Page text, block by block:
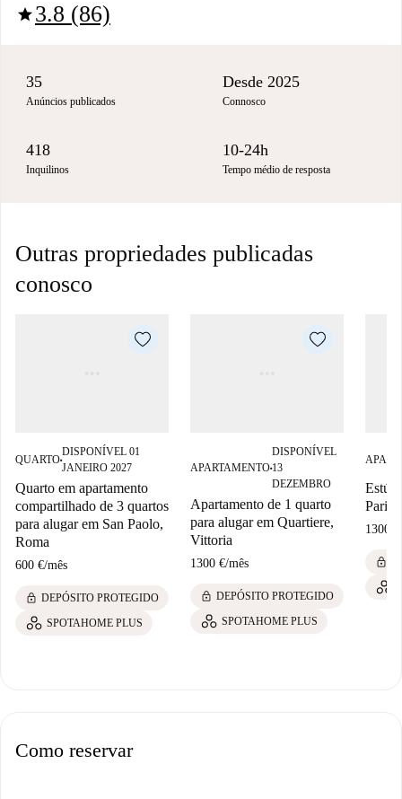
star3.8 (86)
35
Anúncios publicados
Desde 2025
Connosco
418
Inquilinos
10-24h
Tempo médio de resposta
Outras propriedades publicadas
conosco
QUARTO■
DISPONÍVEL 01
JANEIRO 2027
Quarto em apartamento
compartilhado de 3 quartos
para alugar em San Paolo,
Roma
600 €/mês
lock DEPÓSITO PROTEGIDO
SPOTAHOME PLUS
APARTAMENTO■
DISPONÍVEL
13
DEZEMBRO
Apartamento de 1 quarto
para alugar em Quartiere,
Vittoria
1300 €/mês
lock DEPÓSITO PROTEGIDO
SPOTAHOME PLUS
1300 €
lock
Como reservar